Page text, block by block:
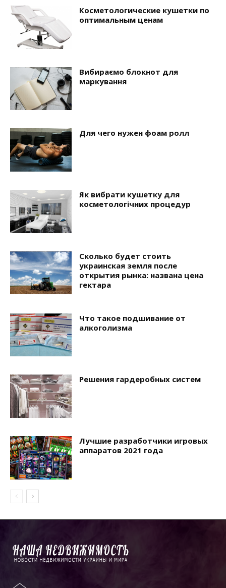
Косметологические кушетки по
оптимальным ценам
Вибираємо блокнот для
маркування
Для чего нужен фоам ролл
Як вибрати кушетку для
косметологічних процедур
Сколько будет стоить
украинская земля после
открытия рынка: названа цена
гектара
Что такое подшивание от
алкоголизма
Решения гардеробных систем
Лучшие разработчики игровых
аппаратов 2021 года